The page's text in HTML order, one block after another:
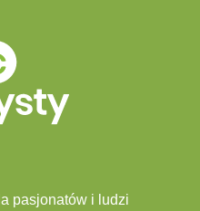
pasjonatów i ludzi